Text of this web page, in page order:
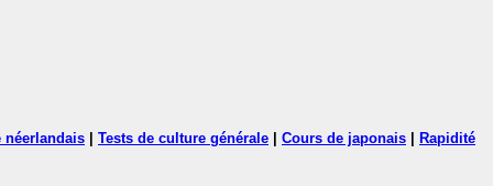
néerlandais Tests de culture générale Cours de japonais
Rapidité